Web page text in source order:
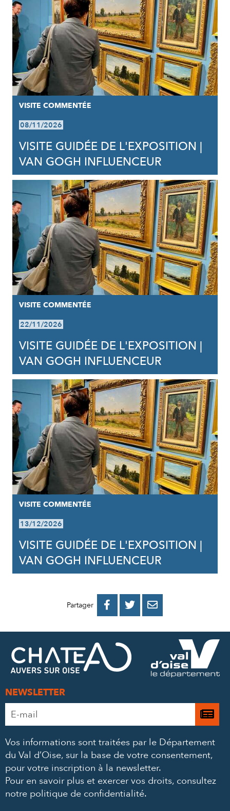
VISITE COMMENTÉE
08/11/2026
VISITE GUIDÉE DE L'EXPOSITION |
VAN GOGH INFLUENCEUR
VISITE COMMENTÉE
22/11/2026
VISITE GUIDÉE DE L'EXPOSITION |
VAN GOGH INFLUENCEUR
VISITE COMMENTÉE
13/12/2026
VISITE GUIDÉE DE L'EXPOSITION |
VAN GOGH INFLUENCEUR
Partager 
PARTAGER
FACEBOOK
PARTAGER
PARTAGER
MAIL
NEWSLETTER
Adresse
e-
*
Je
à
Vos informations sont traitées par le Département
du Val d’Oise, sur la base de votre consentement,
pour votre inscription à la newsletter.
Pour en savoir plus et exercer vos droits, consultez
notre politique de confidentialité.